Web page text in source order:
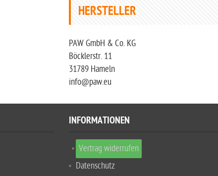
HERSTELLER
PAW GmbH & Co. KG
Böcklerstr. 11
31789 Hameln
info@paw.eu
INFORMATIONEN
Vertrag widerrufen
Datenschutz